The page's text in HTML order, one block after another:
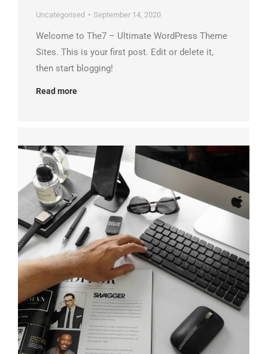
Uncategorised September 14, 2020
Welcome to The7 – Ultimate WordPress Theme
Sites. This is your first post. Edit or delete it,
then start blogging!
Read more